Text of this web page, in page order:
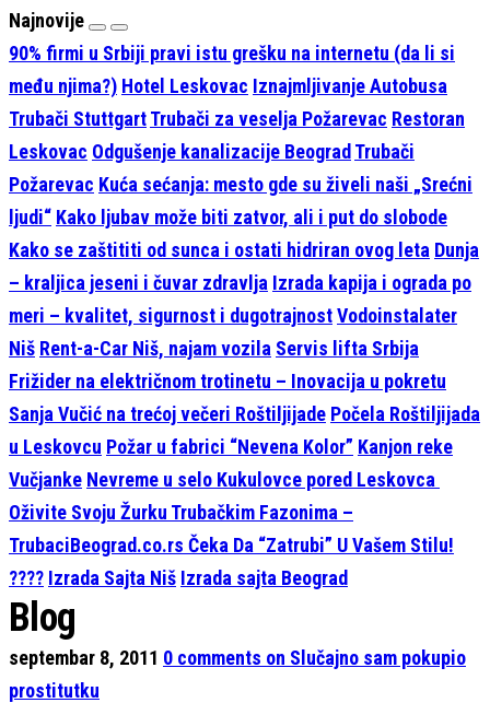
Najnovije
90% firmi u Srbiji pravi istu grešku na internetu (da li si
među njima?) Hotel Leskovac Iznajmljivanje Autobusa
Trubači StuttgartTrubači za veselja Požarevac Restoran
Leskovac Odgušenje kanalizacije Beograd Trubači
Požarevac Kuća sećanja: mesto gde su živeli naši „Srećni
ljudi“ Kako ljubav može biti zatvor, ali i put do slobode
Kako se zaštititi od sunca i ostati hidriran ovog leta Dunja
– kraljica jeseni i čuvar zdravlja Izrada kapija i ograda po
meri – kvalitet, sigurnost i dugotrajnostVodoinstalater
Niš Rent-a-Car Niš, najam vozila Servis lifta Srbija
Frižider na električnom trotinetu – Inovacija u pokretu
Sanja Vučić na trećoj večeri Roštiljijade Počela Roštiljijada
u Leskovcu Požar u fabrici “Nevena Kolor” Kanjon reke
Vučjanke Nevreme u selo Kukulovce pored Leskovca
Oživite Svoju Žurku Trubačkim Fazonima –
TrubaciBeograd.co.rs Čeka Da “Zatrubi” U Vašem Stilu!
???? Izrada Sajta Niš Izrada sajta Beograd
Blog
septembar 8, 2011 0 comments on Slučajno sam pokupio
prostitutku